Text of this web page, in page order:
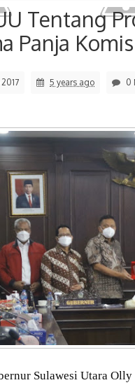
Tentang
Panja
5 years ago 0
Sulawesi Utara